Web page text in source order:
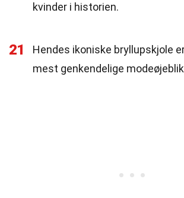
kvinder i historien.
21
Hendes ikoniske bryllupskjole
mest genkendelige